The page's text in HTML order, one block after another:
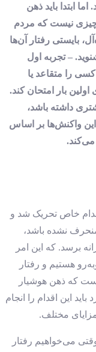
ابتدا باید ذهن
چیزی نیست که مردم
بایستی رفتار آن‌ها
– تجربه اول
را متقاعد یا
‌بار امتحان کند.
داشته باشد،
واکنش‌ها بر اساس
می‌کند.
خاص تحریک شد و
نشده باشد،
برسد. که این امر
هستیم و رفتار
که ذهن هوشیار
این اقدام را انجام
مختلف.
می‌خواهیم رفتار